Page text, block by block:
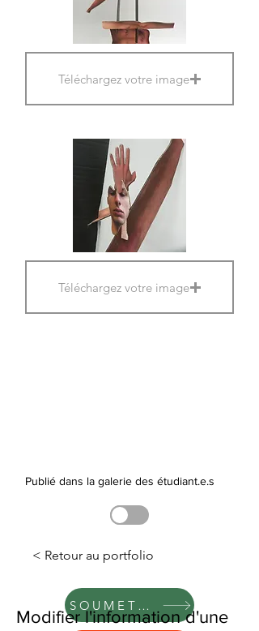
Téléchargez votre image
Téléchargez votre image
Publié dans la galerie des étudiant.e.s
SOUMETTRE
< Retour au portfolio
Modifier l'information d'une